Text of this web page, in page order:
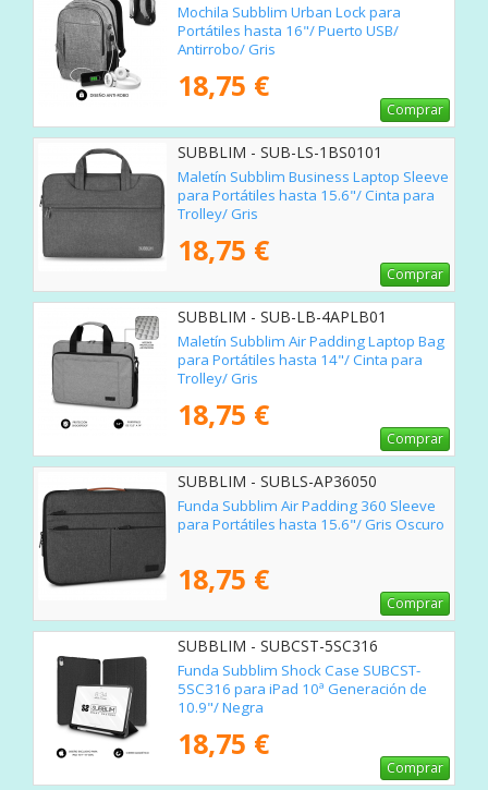
Mochila Subblim Urban Lock para
Portátiles hasta 16"/ Puerto USB/
Antirrobo/ Gris
18,75 €
Comprar
SUBBLIM - SUB-LS-1BS0101
Maletín Subblim Business Laptop Sleeve
para Portátiles hasta 15.6"/ Cinta para
Trolley/ Gris
18,75 €
Comprar
SUBBLIM - SUB-LB-4APLB01
Maletín Subblim Air Padding Laptop Bag
para Portátiles hasta 14"/ Cinta para
Trolley/ Gris
18,75 €
Comprar
SUBBLIM - SUBLS-AP36050
Funda Subblim Air Padding 360 Sleeve
para Portátiles hasta 15.6"/ Gris Oscuro
18,75 €
Comprar
SUBBLIM - SUBCST-5SC316
Funda Subblim Shock Case SUBCST-
5SC316 para iPad 10ª Generación de
10.9"/ Negra
18,75 €
Comprar